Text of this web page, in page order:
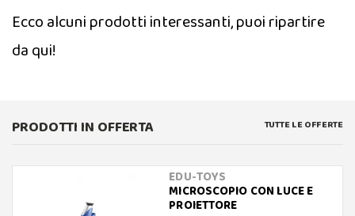
Ecco alcuni prodotti interessanti, puoi ripartire
da qui!
PRODOTTI IN OFFERTA TUTTE LE OFFERTE
EDU-TOYS
MICROSCOPIO CON LUCE E
PROIETTORE